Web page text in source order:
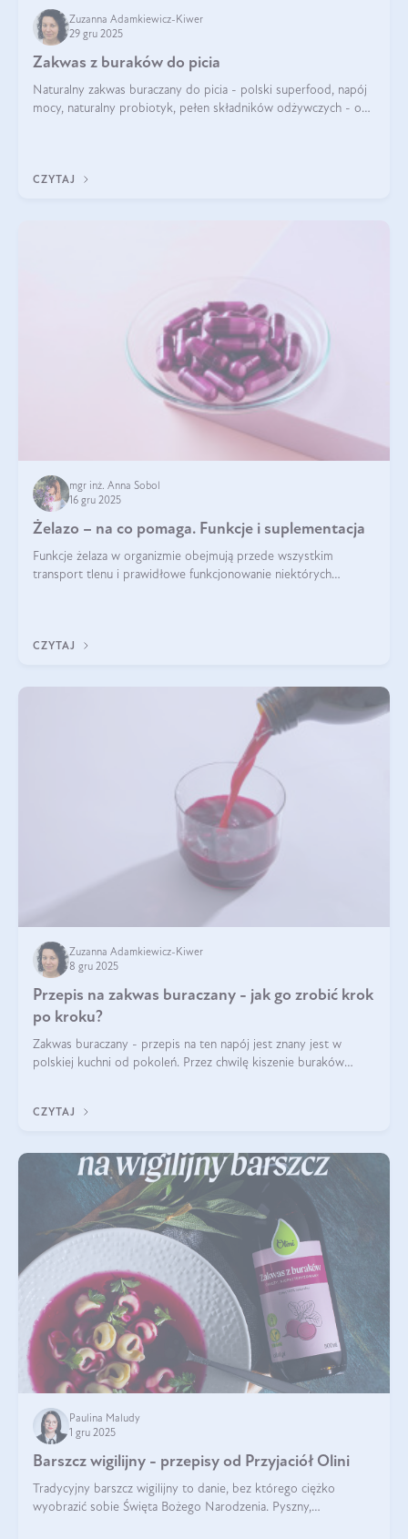
Zuzanna Adamkiewicz-Kiwer
29 gru 2025
Zakwas z buraków do picia
Naturalny zakwas buraczany do picia - polski superfood, napój
mocy, naturalny probiotyk, pełen składników odżywczych - o
CZYTAJ
mgr inż. Anna Sobol
16 gru 2025
Żelazo – na co pomaga. Funkcje i suplementacja
Funkcje żelaza w organizmie obejmują przede wszystkim
transport tlenu i prawidłowe funkcjonowanie niektórych
CZYTAJ
Zuzanna Adamkiewicz-Kiwer
8 gru 2025
Przepis na zakwas buraczany - jak go zrobić krok
po kroku?
Zakwas buraczany - przepis na ten napój jest znany jest w
polskiej kuchni od pokoleń. Przez chwilę kiszenie buraków
CZYTAJ
Paulina Maludy
1 gru 2025
Barszcz wigilijny - przepisy od Przyjaciół Olini
Tradycyjny barszcz wigilijny to danie, bez którego ciężko
wyobrazić sobie Święta Bożego Narodzenia. Pyszny,